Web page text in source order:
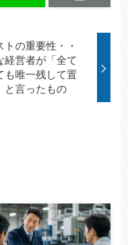
トの重要性・・
経営者が「全て
も唯一残して置
と言ったもの